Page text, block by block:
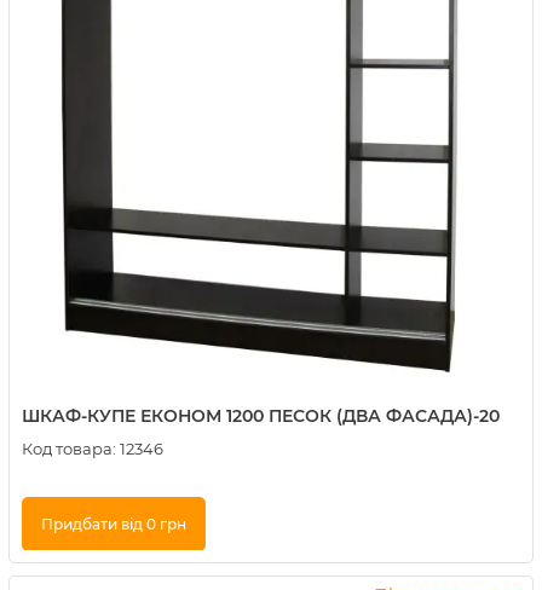
ШКАФ-КУПЕ ЕКОНОМ 1200 ПЕСОК (ДВА ФАСАДА)-20
Код товара: 12346
Придбати від 0 грн
Купити в 1 клік